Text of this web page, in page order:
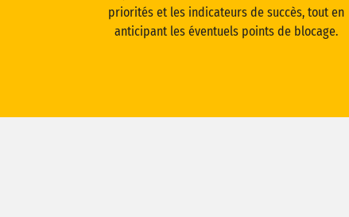
priorités et les indicateurs de succès, tout en
anticipant les éventuels points de blocage.